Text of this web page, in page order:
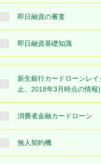
即日融資の審査
即日融資基礎知識
新生銀行カードローンレ
止。2018年3月時点の情報)
消費者金融カードローン
無人契約機